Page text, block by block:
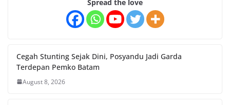
Spread the love
Cegah Stunting Sejak Dini, Posyandu Jadi Garda
Terdepan Pemko Batam
August 8, 2026